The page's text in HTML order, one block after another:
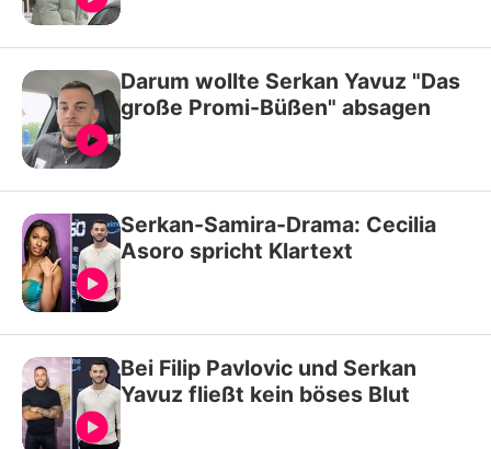
Darum wollte Serkan Yavuz "Das
große Promi-Büßen" absagen
Serkan-Samira-Drama: Cecilia
Asoro spricht Klartext
Bei Filip Pavlovic und Serkan
Yavuz fließt kein böses Blut